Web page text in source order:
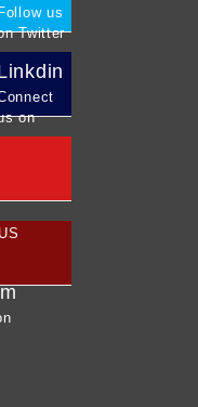
Follow us
Twitter
on